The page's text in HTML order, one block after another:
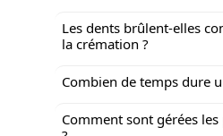
Les dents brûlent-elles
la crémation ?
Combien de temps dure
Comment sont gérées